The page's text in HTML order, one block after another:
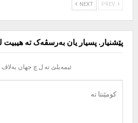
PREV
NEXT
پێشنیار. پسیار یان بەرسڤەک تە هیبیت
ئیمەیلێ تە ل چ جهان بەلاڤ